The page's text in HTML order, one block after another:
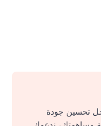
تحسين جودة